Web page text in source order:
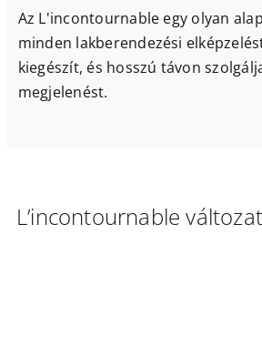
Az L'incontournable egy olyan
minden lakberendezési
kiegészít, és hosszú távon
megjelenést.
L’incontournable